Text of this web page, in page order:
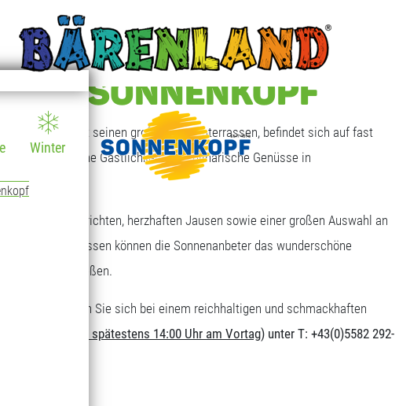
Winter
AM SONNENKOPF
Sonnenkopf mit seinen großen Sonnenterrassen, befindet sich auf fast
die freundliche Gastlichkeit und kulinarische Genüsse in
Tagesgerichten, herzhaften Jausen sowie einer großen Auswahl an
Sonnenterrassen können die Sonnenanbeter das wunderschöne
genießen.
Art. Stärken Sie sich bei einem reichhaltigen und schmackhaften
( bis spätestens 14:00 Uhr am Vortag) unter T: +43(0)5582 292-